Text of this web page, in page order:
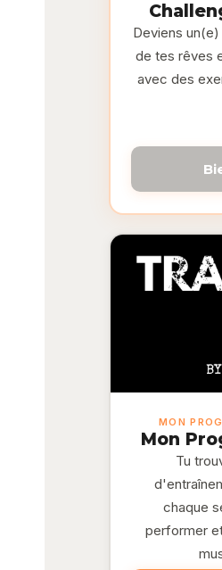
Deviens
de tes rêves
avec des
MON
Mon
Tu
chaque
performer